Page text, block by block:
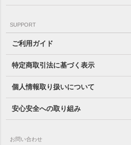
SUPPORT
ご利用ガイド
特定商取引法に基づく表示
個人情報取り扱いについて
安心安全への取り組み
お問い合わせ